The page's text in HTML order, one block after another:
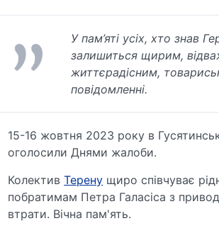
У пам’яті усіх, хто знав
залишиться щирим,
життєрадісним,
повідомленні.
15-16 жовтня 2023 року в
оголосили Днями жалоби.
КолективТерену щиро співчуває
побратимам Петра Галасіса з
втрати. Вічна пам'ять.